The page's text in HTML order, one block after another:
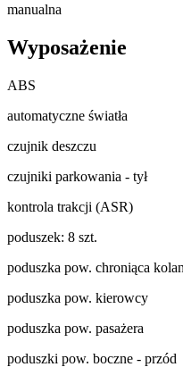
manualna
Wyposażenie
ABS
automatyczne światła
czujnik deszczu
czujniki parkowania - tył
kontrola trakcji (ASR)
poduszek: 8 szt.
poduszka pow. chroniąca
poduszka pow. kierowcy
poduszka pow. pasażera
poduszki pow. boczne - przód